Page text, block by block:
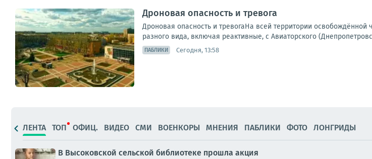
Дроновая опасность и тревога
Дроновая опасность и тревогаНа всей территории
разного вида, включая реактивные, с Авиаторского
ПАБЛИКИ Сегодня, 13:58
ЛЕНТА ТОП ОФИЦ. ВИДЕО СМИ ВОЕНКОРЫ МНЕНИЯ ПАБЛИКИ ФОТО ЛОНГРИДЫ
В Высоковской сельской библиотеке прошла акция